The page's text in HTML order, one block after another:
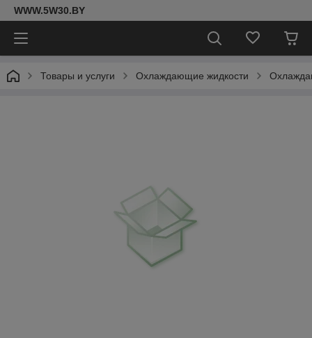
WWW.5W30.BY
Товары и услуги Охлаждающие жидкости